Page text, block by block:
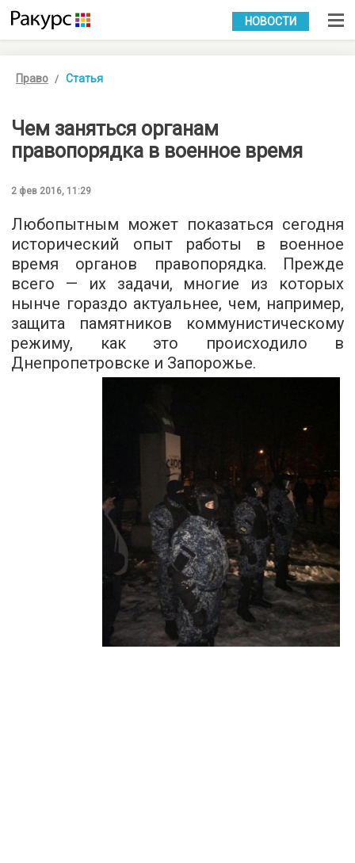
УКР РУС
НОВОСТИ
Право Статья
Чем заняться органам
правопорядка в военное время
2 фев 2016, 11:29
Любопытным может показаться сегодня
исторический опыт работы в военное
время органов правопорядка. Прежде
всего — их задачи, многие из которых
нынче гораздо актуальнее, чем, например,
защита памятников коммунистическому
режиму, как это происходило в
Днепропетровске и Запорожье.